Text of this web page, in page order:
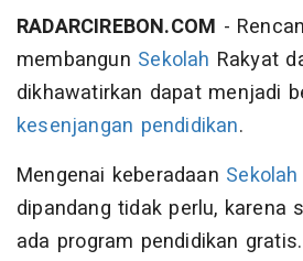
RADARCIREBON.COM -
membangun Sekolah Rakyat
dikhawatirkan dapat menjadi
kesenjangan pendidikan.
Mengenai keberadaan
dipandang tidak perlu, karena
ada program pendidikan gratis.